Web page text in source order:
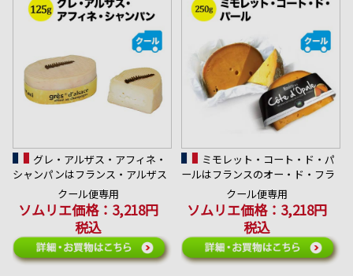
グレ・アルザス・アフィネ・
シャンパンはフランス・アルザス
地方のドイツ国境に程近いゼルン
ベルで1個ずつ丁寧に熟成された
牛乳製のウォッシュチーズです。
合うワイン：同郷でもあるアルザ
スのゲヴュルツトラミネール
クール便専用
ソムリエ価格：3,218円
税込
ミモレット・コート・ド・パ
ールはフランスのオー・ド・フラ
ンス圏に位置するフロマジュリ
ー・フレール・ベルナールで作ら
れたチーズです。
合うワイン：軽快な味わいの白ワ
イン
クール便専用
ソムリエ価格：3,218円
税込